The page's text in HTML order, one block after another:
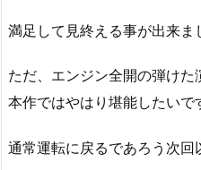
満足して見終える事が出来ま
ただ、エンジン全開の弾けた
本作ではやはり堪能したいで
通常運転に戻るであろう次回